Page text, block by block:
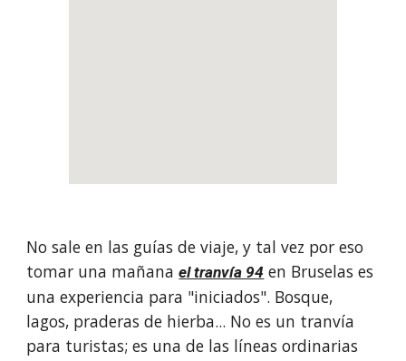
No sale en las guías de viaje, y tal vez por eso
tomar una mañana el tranvía 94 en Bruselas es
una experiencia para "iniciados". Bosque,
lagos, praderas de hierba... No es un tranvía
para turistas; es una de las líneas ordinarias